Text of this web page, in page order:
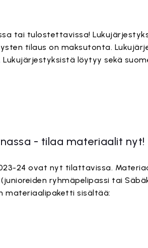
tai tulostettavissa!
tilaus on maksutonta.
Lukujärjestyksistä löytyy sekä
- tilaa materiaalit nyt!
24 ovat nyt tilattavissa.
ryhmäpelipassi tai
materiaalipaketti sisältää: